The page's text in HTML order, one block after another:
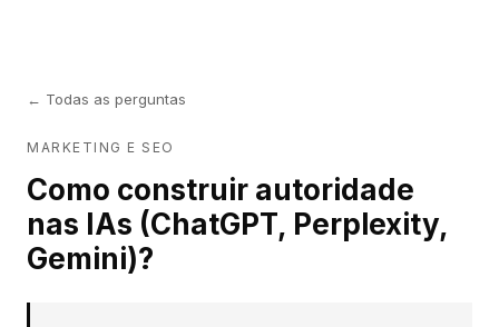
← Todas as perguntas
MARKETING E SEO
Como construir autoridade
nas IAs (ChatGPT, Perplexity,
Gemini)?